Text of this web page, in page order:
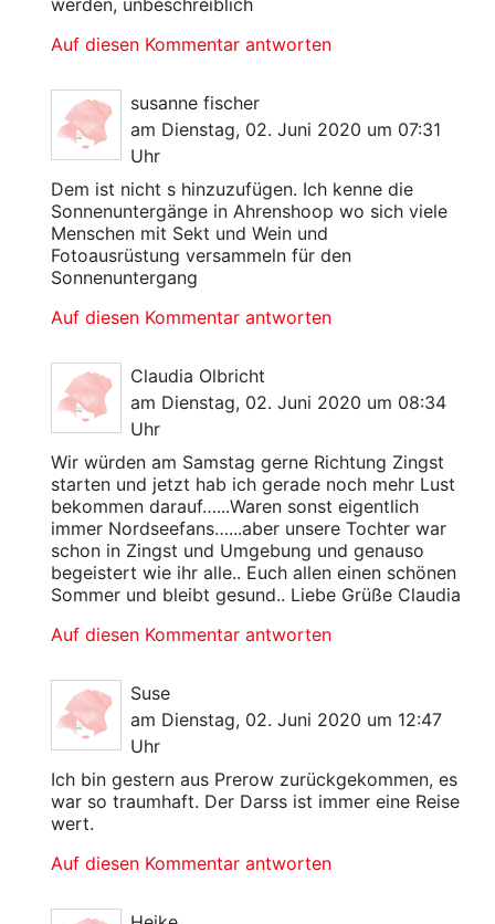
Auf diesen Kommentar antworten
susanne fischer
am Dienstag, 02. Juni 2020 um 07:31
Uhr
Dem ist nicht s hinzuzufügen. Ich kenne die
Sonnenuntergänge in Ahrenshoop wo sich viele
Menschen mit Sekt und Wein und
Fotoausrüstung versammeln für den
Sonnenuntergang
Auf diesen Kommentar antworten
Claudia Olbricht
am Dienstag, 02. Juni 2020 um 08:34
Uhr
Wir würden am Samstag gerne Richtung Zingst
starten und jetzt hab ich gerade noch mehr Lust
bekommen darauf…...Waren sonst eigentlich
immer Nordseefans…...aber unsere Tochter war
schon in Zingst und Umgebung und genauso
begeistert wie ihr alle.. Euch allen einen schönen
Sommer und bleibt gesund.. Liebe Grüße Claudia
Auf diesen Kommentar antworten
Suse
am Dienstag, 02. Juni 2020 um 12:47
Uhr
Ich bin gestern aus Prerow zurückgekommen, es
war so traumhaft. Der Darss ist immer eine Reise
wert.
Auf diesen Kommentar antworten